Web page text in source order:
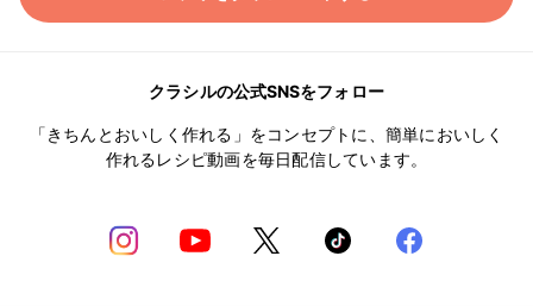
クラシルの公式SNSをフォロー
「きちんとおいしく作れる」をコンセプトに、簡単においしく
作れるレシピ動画を毎日配信しています。